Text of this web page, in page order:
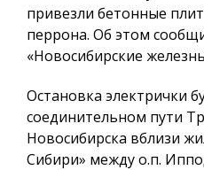
привезли бетонные
перрона. Об этом
«Новосибирские
Остановка электрички
соединительном пути
Новосибирска вблизи
Сибири» между о.п.